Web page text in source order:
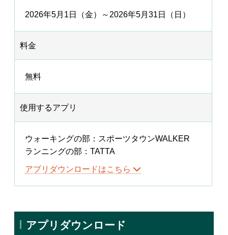
2026年5月1日（金）～2026年5月31日（日）
料金
無料
使用するアプリ
ウォーキングの部：スポーツタウンWALKER
ランニングの部：TATTA
アプリダウンロードはこちら
アプリダウンロード